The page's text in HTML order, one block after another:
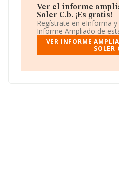
de bienes.
Ver el informe
Soler C.b. ¡Es gratis!
Regístrate en eInforma
Informe Ampliado de
VER INFORME
SOLER